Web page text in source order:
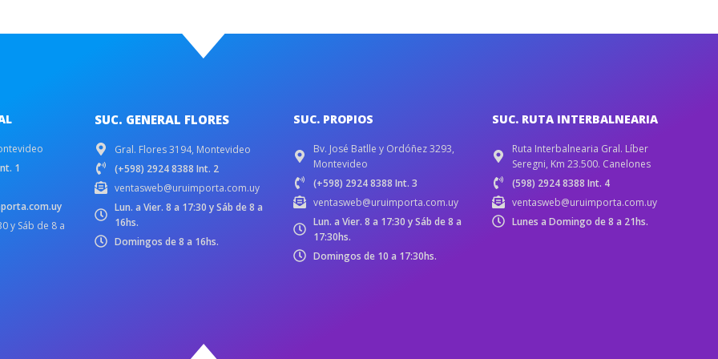
1
y Sáb de 8 a
SUC. GENERAL FLORES
Gral. Flores 3194, Montevideo
(+598) 2924 8388 Int. 2
ventasweb@uruimporta.com.uy
Lun. a Vier. 8 a 17:30 y Sáb de 8 a
16hs.
Domingos de 8 a 16hs.
SUC. PROPIOS
Bv. José Batlle y Ordóñez 3293,
Montevideo
(+598) 2924 8388 Int. 3
ventasweb@uruimporta.com.uy
Lun. a Vier. 8 a 17:30 y Sáb de 8 a
17:30hs.
Domingos de 10 a 17:30hs.
SUC. RUTA INTERBALNEARIA
Ruta Interbalnearia Gral. Líber
Seregni, Km 23.500. Canelones
(598) 2924 8388 Int. 4
ventasweb@uruimporta.com.uy
Lunes a Domingo de 8 a 21hs.